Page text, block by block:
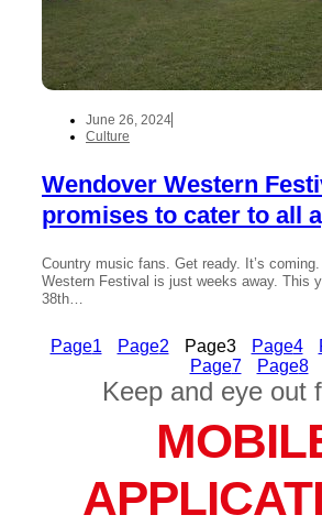
June 26, 2024
Culture
Wendover Western
promises to cater to all
Country music fans. Get ready. It’s
Western Festival is just weeks away. This
38th…
Page1 Page2 Page3 Page4
Page7 Page8
Keep and eye out